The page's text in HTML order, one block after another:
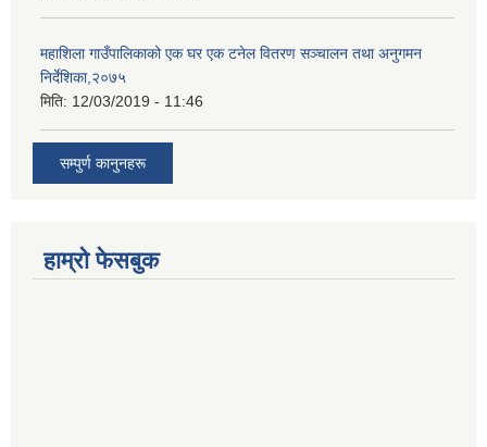
महाशिला गाउँपालिकाको एक घर एक टनेल वितरण सञ्चालन तथा अनुगमन
निर्देशिका,२०७५
मिति: 12/03/2019 - 11:46
सम्पुर्ण कानुनहरू
हाम्रो फेसबुक